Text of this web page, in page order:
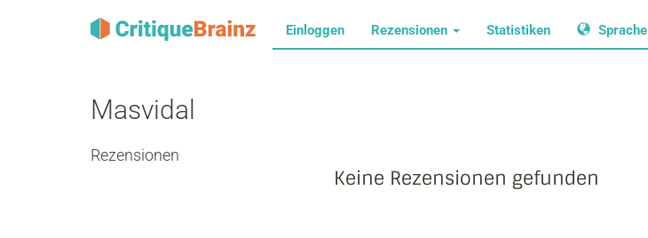
Einloggen Rezensionen Statistiken Sprache
Masvidal
Rezensionen
Keine Rezensionen gefunden